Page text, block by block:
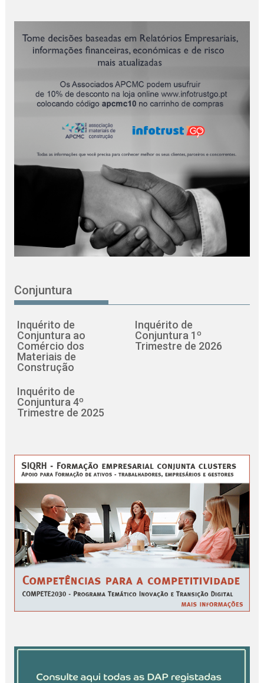
Conjuntura
Inquérito de
Conjuntura ao
Comércio dos
Materiais de
Construção
Inquérito de
Conjuntura 1º
Trimestre de 2026
Inquérito de
Conjuntura 4º
Trimestre de 2025